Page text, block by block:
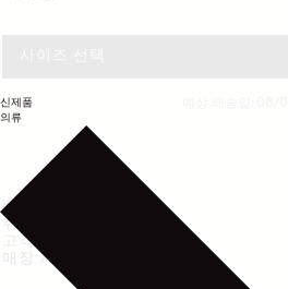
신제품
의류
배송 및 반품
취급 방법
고객센터
매장 재고 확인